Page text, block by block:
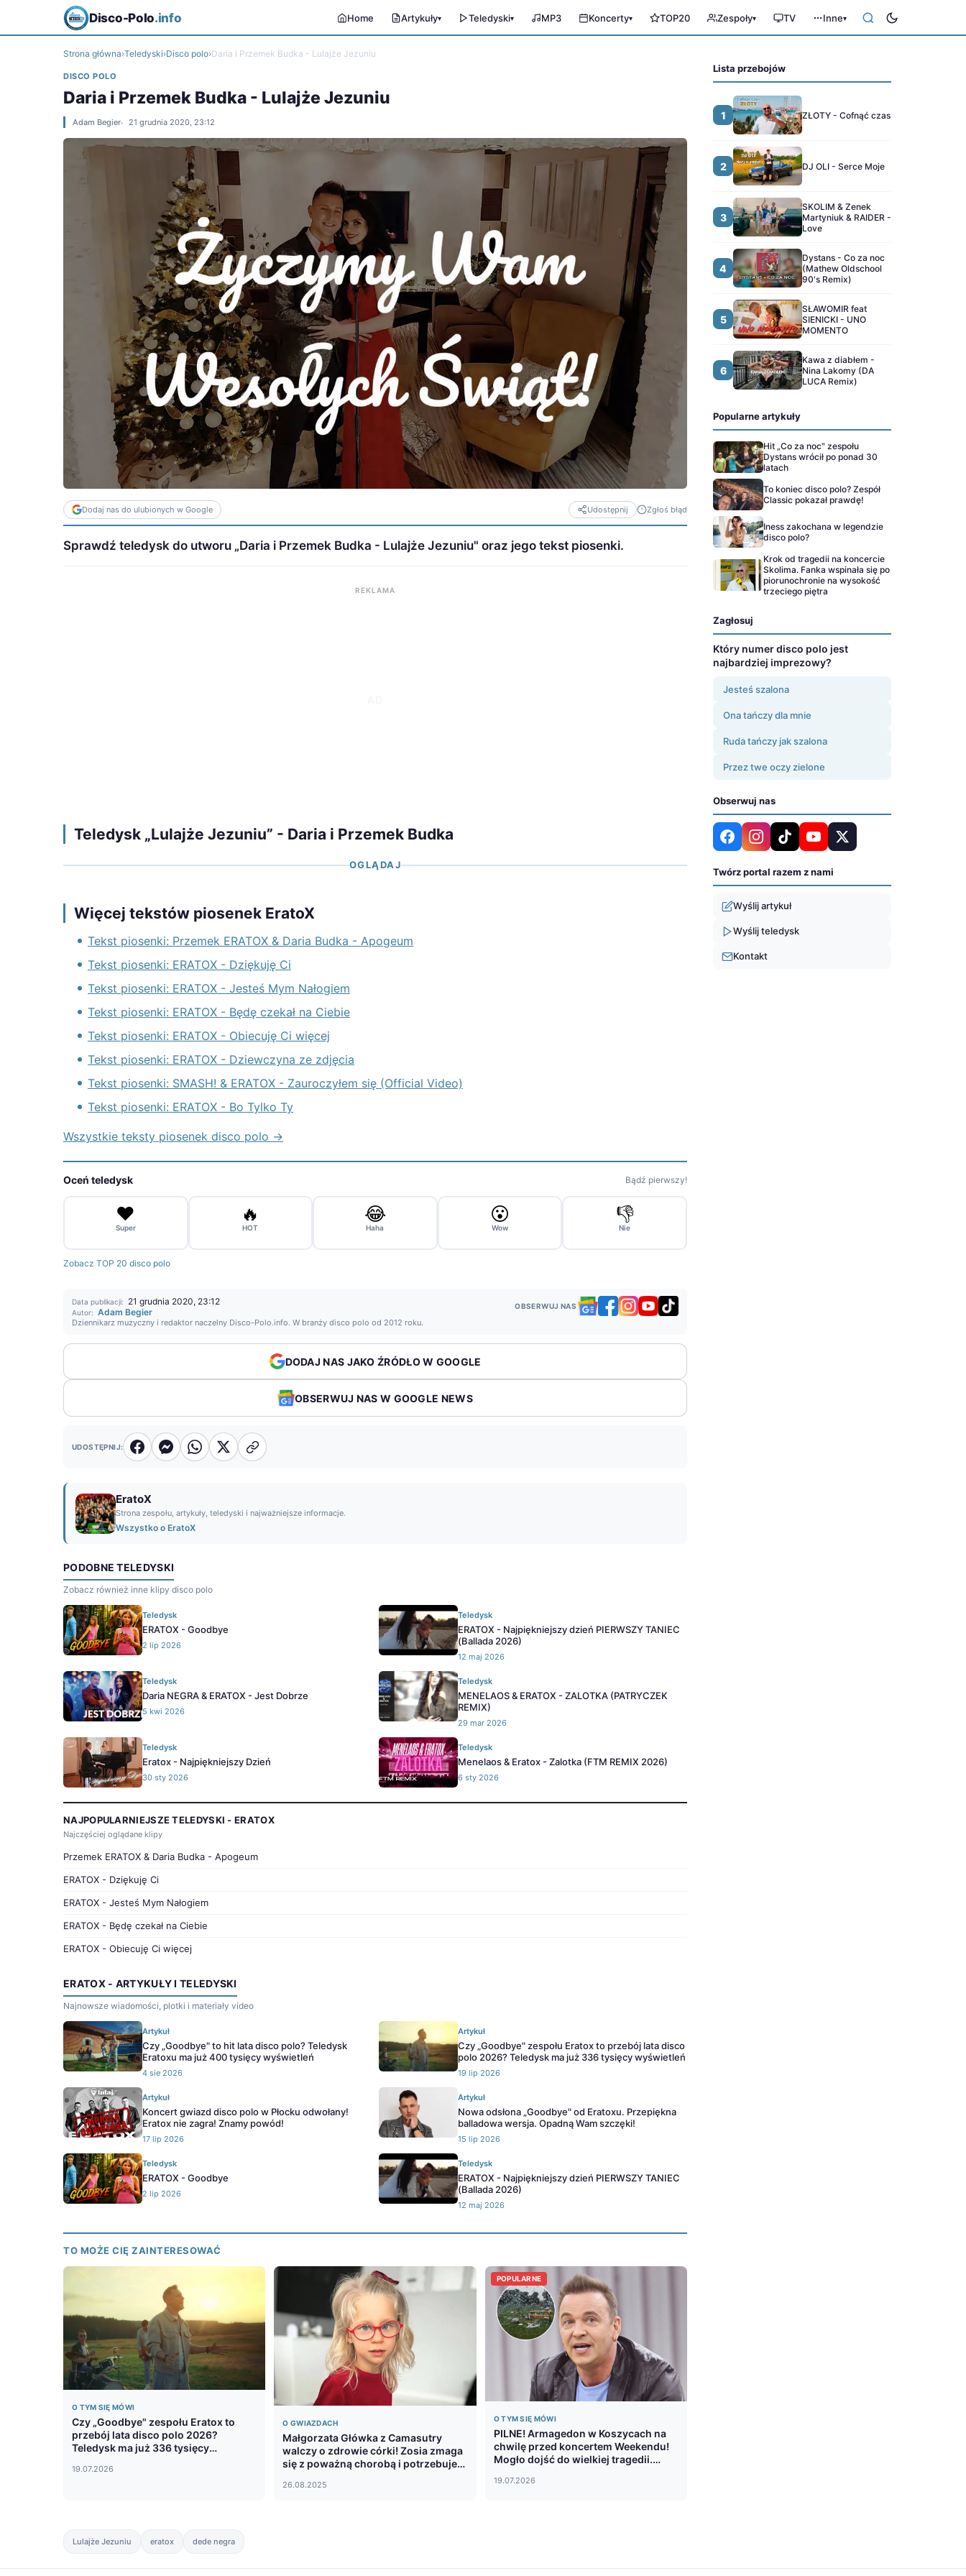
Disco-Polo.info Home Artykuły▾ Teledyski▾ MP3 Koncerty▾ TOP20 Zespoły▾ TV Inne▾
Strona główna›Teledyski›Disco polo›Daria i Przemek Budka - Lulajże Jezuniu
DISCO POLO
Daria i Przemek Budka - Lulajże Jezuniu
Adam Begier 21 grudnia 2020, 23:12
Dodaj nas do ulubionych w Google Udostępnij Zgłoś błąd
Sprawdź teledysk do utworu „Daria i Przemek Budka - Lulajże Jezuniu" oraz jego tekst piosenki.
REKLAMA
Teledysk „Lulajże Jezuniu” - Daria i Przemek Budka
OGLĄDAJ
Więcej tekstów piosenek EratoX
Tekst piosenki: Przemek ERATOX & Daria Budka - Apogeum
Tekst piosenki: ERATOX - Dziękuję Ci
Tekst piosenki: ERATOX - Jesteś Mym Nałogiem
Tekst piosenki: ERATOX - Będę czekał na Ciebie
Tekst piosenki: ERATOX - Obiecuję Ci więcej
Tekst piosenki: ERATOX - Dziewczyna ze zdjęcia
Tekst piosenki: SMASH! & ERATOX - Zauroczyłem się (Official Video)
Tekst piosenki: ERATOX - Bo Tylko Ty
Wszystkie teksty piosenek disco polo →
Oceń teledysk Bądź pierwszy!
❤️
Super
🔥
HOT
😂
Haha
😮
Wow
👎
Nie
Zobacz TOP 20 disco polo
Data publikacji: 21 grudnia 2020, 23:12
Autor: Adam Begier
Dziennikarz muzyczny i redaktor naczelny Disco-Polo.info. W branży disco polo od 2012 roku.
OBSERWUJ NAS
DODAJ NAS JAKO ŹRÓDŁO W GOOGLE
OBSERWUJ NAS W GOOGLE NEWS
UDOSTĘPNIJ:
EratoX
Strona zespołu, artykuły, teledyski i najważniejsze informacje.
Wszystko o EratoX
PODOBNE TELEDYSKI
Zobacz również inne klipy disco polo
Teledysk
ERATOX - Goodbye
2 lip 2026
Teledysk
ERATOX - Najpiękniejszy dzień PIERWSZY TANIEC
(Ballada 2026)
12 maj 2026
Teledysk
Daria NEGRA & ERATOX - Jest Dobrze
5 kwi 2026
Teledysk
MENELAOS & ERATOX - ZALOTKA (PATRYCZEK
REMIX)
29 mar 2026
Teledysk
Eratox - Najpiękniejszy Dzień
30 sty 2026
Teledysk
Menelaos & Eratox - Zalotka (FTM REMIX 2026)
6 sty 2026
NAJPOPULARNIEJSZE TELEDYSKI - ERATOX
Najczęściej oglądane klipy
Przemek ERATOX & Daria Budka - Apogeum
ERATOX - Dziękuję Ci
ERATOX - Jesteś Mym Nałogiem
ERATOX - Będę czekał na Ciebie
ERATOX - Obiecuję Ci więcej
ERATOX - ARTYKUŁY I TELEDYSKI
Najnowsze wiadomości, plotki i materiały video
Artykuł
Czy „Goodbye" to hit lata disco polo? Teledysk
Eratoxu ma już 400 tysięcy wyświetleń
4 sie 2026
Artykuł
Czy „Goodbye" zespołu Eratox to przebój lata disco
polo 2026? Teledysk ma już 336 tysięcy wyświetleń
19 lip 2026
Artykuł
Koncert gwiazd disco polo w Płocku odwołany!
Eratox nie zagra! Znamy powód!
17 lip 2026
Artykuł
Nowa odsłona „Goodbye" od Eratoxu. Przepiękna
balladowa wersja. Opadną Wam szczęki!
15 lip 2026
Teledysk
ERATOX - Goodbye
2 lip 2026
Teledysk
ERATOX - Najpiękniejszy dzień PIERWSZY TANIEC
(Ballada 2026)
12 maj 2026
TO MOŻE CIĘ ZAINTERESOWAĆ
O TYM SIĘ MÓWI
Czy „Goodbye" zespołu Eratox to
przebój lata disco polo 2026?
Teledysk ma już 336 tysięcy
19.07.2026
O GWIAZDACH
Małgorzata Główka z Camasutry
walczy o zdrowie córki! Zosia zmaga
się z poważną chorobą i potrzebuje
26.08.2025
POPULARNE
O TYM SIĘ MÓWI
PILNE! Armagedon w Koszycach na
chwilę przed koncertem Weekendu!
Mogło dojść do wielkiej tragedii.
19.07.2026
Lulajże Jezuniu eratox dede negra
Lista przebojów
1 ZŁOTY - Cofnąć czas
2 DJ OLI - Serce Moje
3
SKOLIM & Zenek
Martyniuk & RAIDER -
Love
4
Dystans - Co za noc
(Mathew Oldschool
90's Remix)
5
SŁAWOMIR feat
SIENICKI - UNO
MOMENTO
6
Kawa z diabłem -
Nina Lakomy (DA
LUCA Remix)
Popularne artykuły
Hit „Co za noc" zespołu
Dystans wrócił po ponad 30
latach
To koniec disco polo? Zespół
Classic pokazał prawdę!
Iness zakochana w legendzie
disco polo?
Krok od tragedii na koncercie
Skolima. Fanka wspinała się po
piorunochronie na wysokość
trzeciego piętra
Zagłosuj
Który numer disco polo jest
najbardziej imprezowy?
Jesteś szalona
Ona tańczy dla mnie
Ruda tańczy jak szalona
Przez twe oczy zielone
Obserwuj nas
Twórz portal razem z nami
Wyślij artykuł
Wyślij teledysk
Kontakt